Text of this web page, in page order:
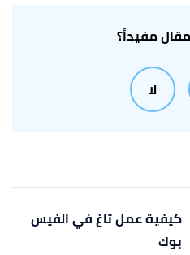
edit, or delete a
,
https://
مفيداً؟
لا
كيفية عمل تاغ في الفيس
بوك